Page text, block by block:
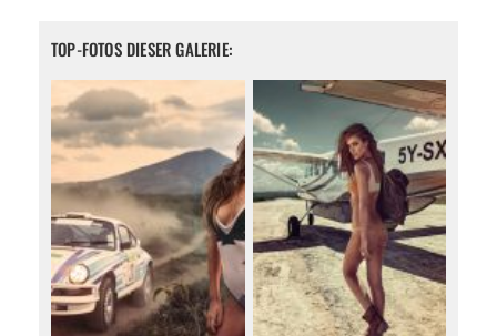
TOP-FOTOS DIESER GALERIE: